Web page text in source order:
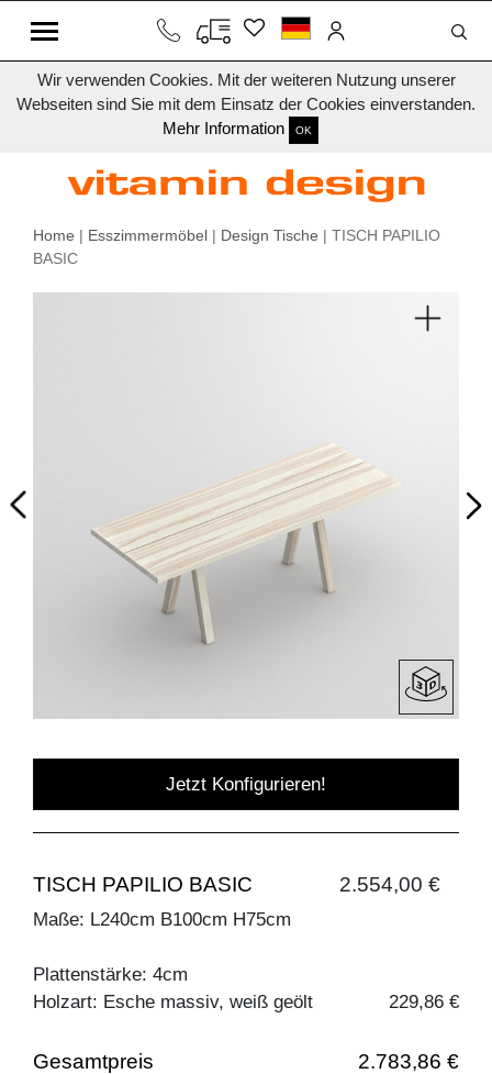
Wir verwenden Cookies. Mit der weiteren Nutzung unserer
Webseiten sind Sie mit dem Einsatz der Cookies einverstanden.
Mehr Information
OK
Home | Esszimmermöbel | Design Tische | TISCH PAPILIO
BASIC
Jetzt Konfigurieren!
TISCH PAPILIO BASIC 2.554,00 €
Maße: L240cm B100cm H75cm
Plattenstärke: 4cm
Holzart: Esche massiv, weiß geölt
229,86 €
Gesamtpreis 2.783,86 €